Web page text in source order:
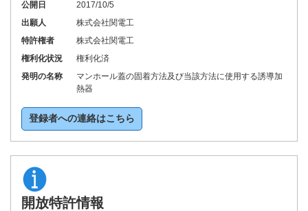
公開日
2017/10/5
出願人
株式会社関電工
特許権者
株式会社関電工
権利化状況
権利化済
発明の名称
マンホール蓋の固着方法及び当該方法に使用する誘導加
熱器
登録者への連絡はこちら
開放特許情報